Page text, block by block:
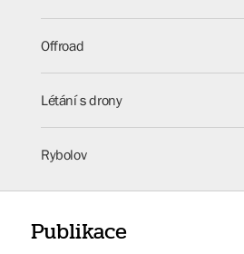
Offroad
Létání s drony
Rybolov
Publikace